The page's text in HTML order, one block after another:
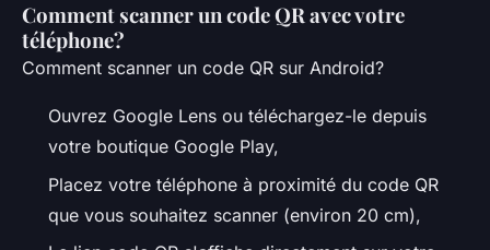
Comment scanner un code QR avec votre
téléphone?
Comment scanner un code QR sur Android?
Ouvrez Google Lens ou téléchargez-le depuis
votre boutique Google Play,
Placez votre téléphone à proximité du code QR
que vous souhaitez scanner (environ 20 cm),